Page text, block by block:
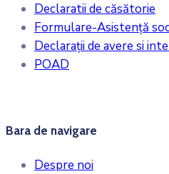
Declaratii de căsătorie
Formulare-Asistență
Declarații de avere si
POAD
Bara de navigare
Despre noi